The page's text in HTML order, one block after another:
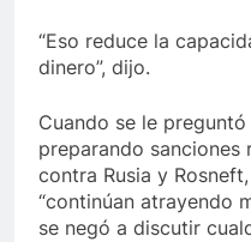
“Eso reduce la
dinero”, dijo.
Cuando se le
preparando sanciones
contra Rusia y
“continúan atrayendo
se negó a discutir